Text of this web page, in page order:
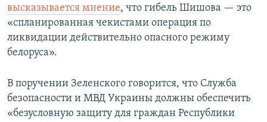
высказывается мнение, что гибель Шишова — это
«спланированная чекистами операция по
ликвидации действительно опасного режиму
белоруса».
В поручении Зеленского говорится, что Служба
безопасности и МВД Украины должны обеспечить
«безусловную защиту для граждан Республики